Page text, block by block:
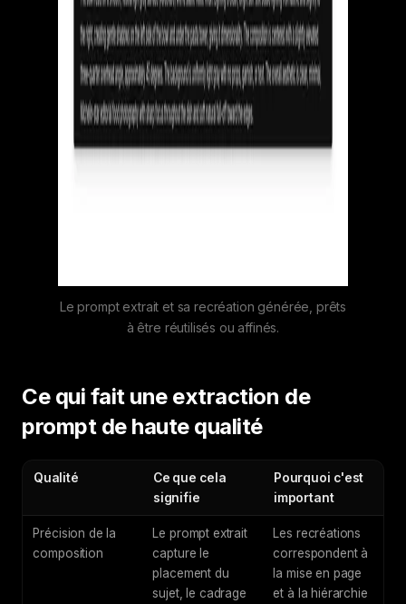
Le prompt extrait et sa recréation générée, prêts
à être réutilisés ou affinés.
Ce qui fait une extraction de
prompt de haute qualité
Qualité
Ce que cela
signifie
Pourquoi c'est
important
Précision de la
composition
Le prompt extrait
capture le
placement du
sujet, le cadrage
Les recréations
correspondent à
la mise en page
et à la hiérarchie